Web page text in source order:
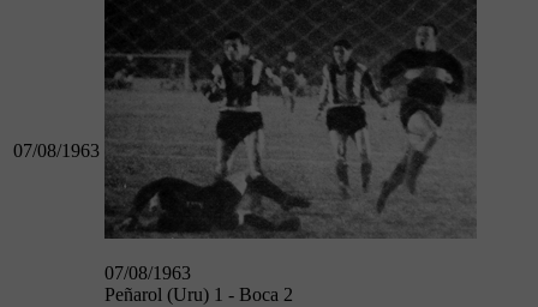
07/08/1963
07/08/1963
Peñarol (Uru) 1 - Boca 2